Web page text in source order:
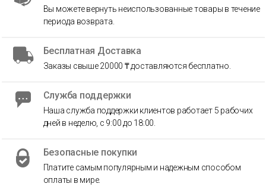
Вы можете вернуть неиспользованные товары в течение
периода возврата.
Бесплатная Доставка
Заказы свыше 20000 ₸ доставляются бесплатно.
Служба поддержки
Наша служба поддержки клиентов работает 5 рабочих
дней в неделю, с 9:00 до 18:00.
Безопасные покупки
Платите самым популярным и надежным способом
оплаты в мире.